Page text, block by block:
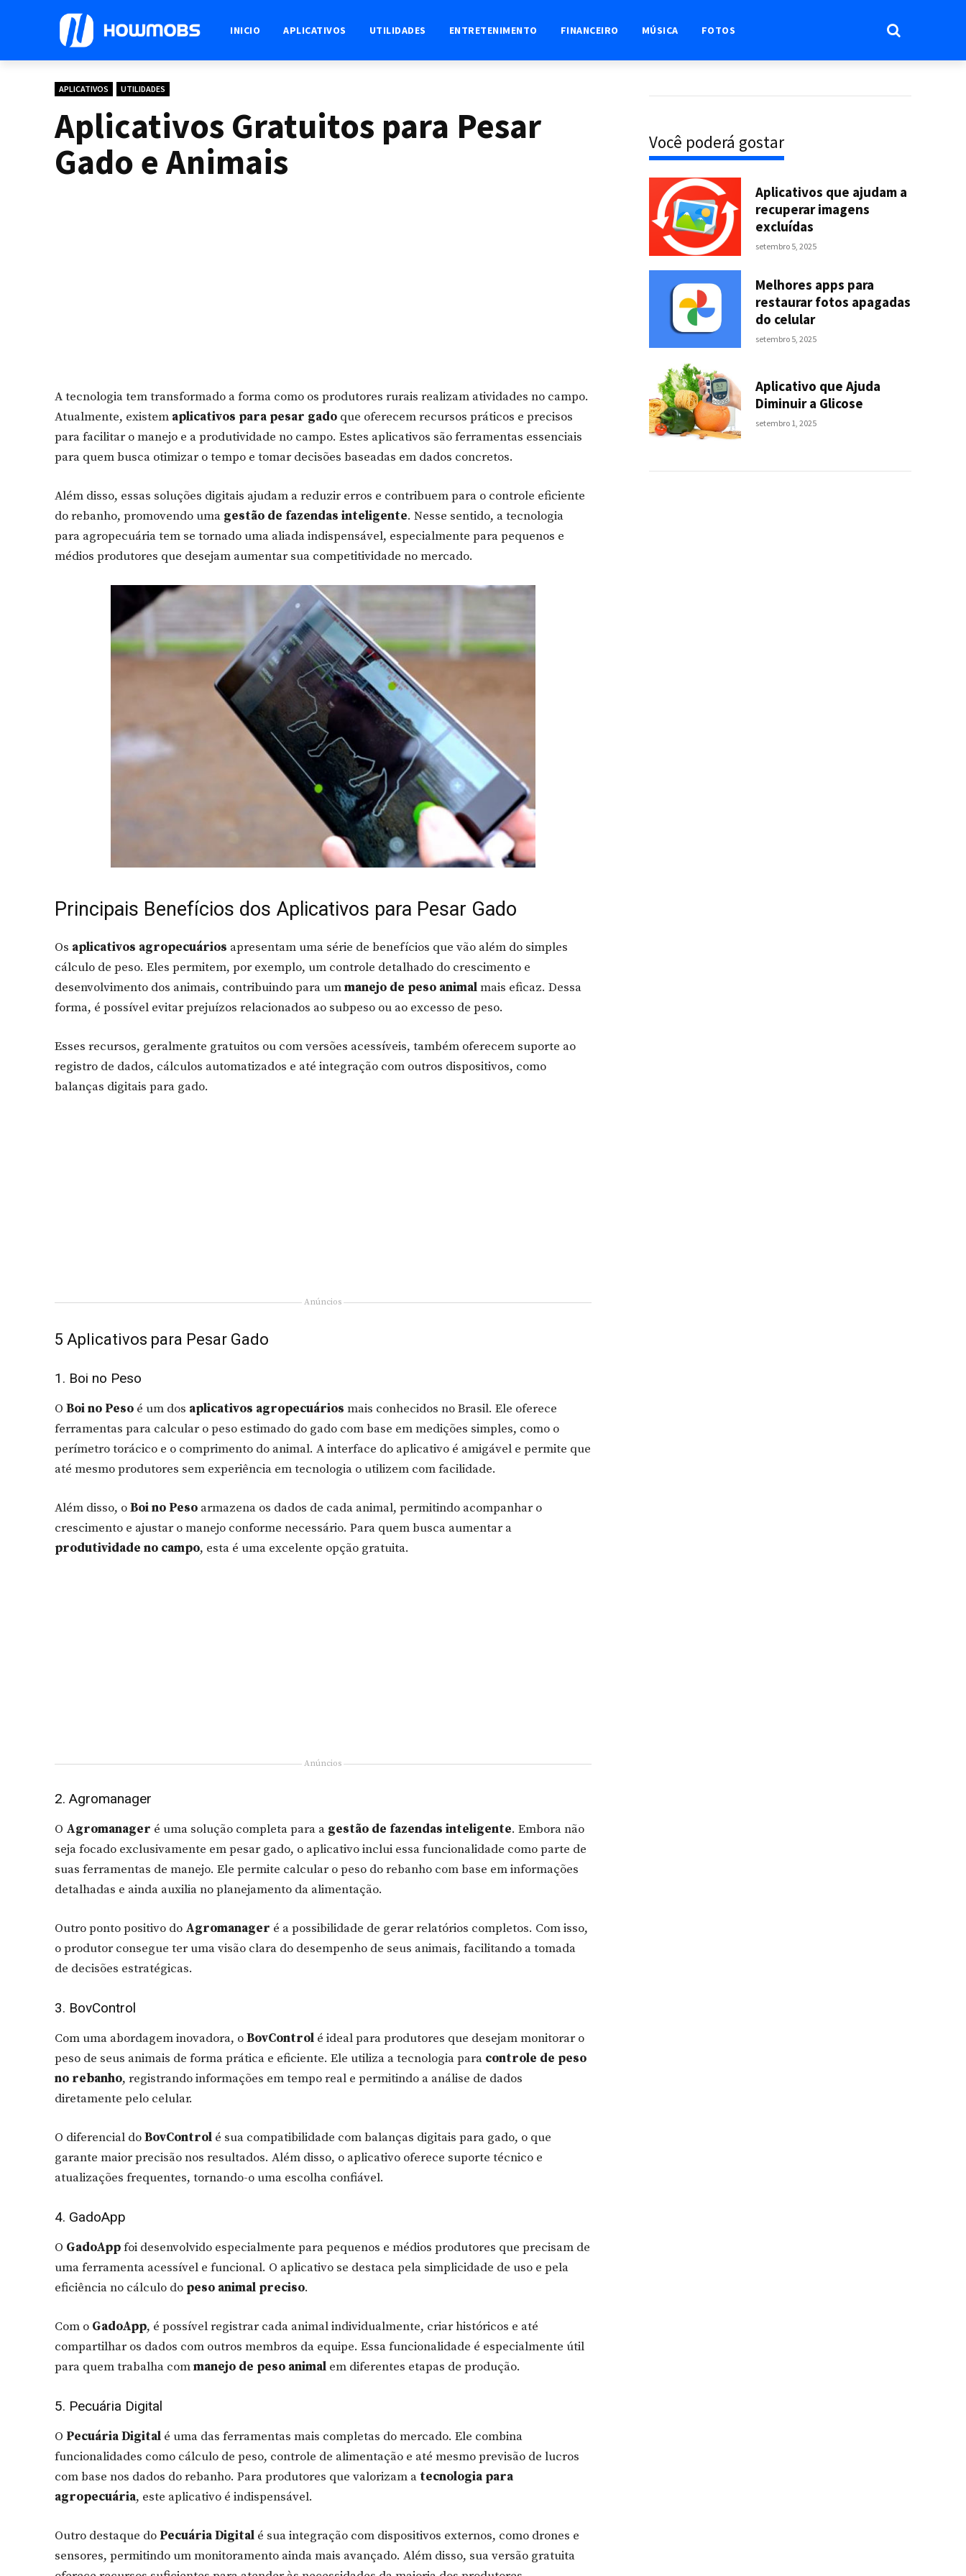
INICIO APLICATIVOS UTILIDADES ENTRETENIMENTO FINANCEIRO MÚSICA FOTOS
APLICATIVOS UTILIDADES
Aplicativos Gratuitos para Pesar
Gado e Animais
A tecnologia tem transformado a forma como os produtores rurais realizam atividades no campo.
Atualmente, existem aplicativos para pesar gado que oferecem recursos práticos e precisos
para facilitar o manejo e a produtividade no campo. Estes aplicativos são ferramentas essenciais
para quem busca otimizar o tempo e tomar decisões baseadas em dados concretos.
Além disso, essas soluções digitais ajudam a reduzir erros e contribuem para o controle eficiente
do rebanho, promovendo uma gestão de fazendas inteligente. Nesse sentido, a tecnologia
para agropecuária tem se tornado uma aliada indispensável, especialmente para pequenos e
médios produtores que desejam aumentar sua competitividade no mercado.
Principais Benefícios dos Aplicativos para Pesar Gado
Os aplicativos agropecuários apresentam uma série de benefícios que vão além do simples
cálculo de peso. Eles permitem, por exemplo, um controle detalhado do crescimento e
desenvolvimento dos animais, contribuindo para ummanejo de peso animalmais eficaz. Dessa
forma, é possível evitar prejuízos relacionados ao subpeso ou ao excesso de peso.
Esses recursos, geralmente gratuitos ou com versões acessíveis, também oferecem suporte ao
registro de dados, cálculos automatizados e até integração com outros dispositivos, como
balanças digitais para gado.
Anúncios
5 Aplicativos para Pesar Gado
1. Boi no Peso
O Boi no Peso é um dos aplicativos agropecuários mais conhecidos no Brasil. Ele oferece
ferramentas para calcular o peso estimado do gado com base em medições simples, como o
perímetro torácico e o comprimento do animal. A interface do aplicativo é amigável e permite que
até mesmo produtores sem experiência em tecnologia o utilizem com facilidade.
Além disso, oBoi no Peso armazena os dados de cada animal, permitindo acompanhar o
crescimento e ajustar o manejo conforme necessário. Para quem busca aumentar a
produtividade no campo, esta é uma excelente opção gratuita.
Anúncios
2. Agromanager
O Agromanager é uma solução completa para a gestão de fazendas inteligente. Embora não
seja focado exclusivamente em pesar gado, o aplicativo inclui essa funcionalidade como parte de
suas ferramentas de manejo. Ele permite calcular o peso do rebanho com base em informações
detalhadas e ainda auxilia no planejamento da alimentação.
Outro ponto positivo do Agromanager é a possibilidade de gerar relatórios completos. Com isso,
o produtor consegue ter uma visão clara do desempenho de seus animais, facilitando a tomada
de decisões estratégicas.
3. BovControl
Com uma abordagem inovadora, oBovControl é ideal para produtores que desejam monitorar o
peso de seus animais de forma prática e eficiente. Ele utiliza a tecnologia para controle de peso
no rebanho, registrando informações em tempo real e permitindo a análise de dados
diretamente pelo celular.
O diferencial doBovControl é sua compatibilidade com balanças digitais para gado, o que
garante maior precisão nos resultados. Além disso, o aplicativo oferece suporte técnico e
atualizações frequentes, tornando-o uma escolha confiável.
4. GadoApp
O GadoAppfoi desenvolvido especialmente para pequenos e médios produtores que precisam de
uma ferramenta acessível e funcional. O aplicativo se destaca pela simplicidade de uso e pela
eficiência no cálculo do peso animal preciso.
Com o GadoApp, é possível registrar cada animal individualmente, criar históricos e até
compartilhar os dados com outros membros da equipe. Essa funcionalidade é especialmente útil
para quem trabalha commanejo de peso animal em diferentes etapas de produção.
5. Pecuária Digital
O Pecuária Digital é uma das ferramentas mais completas do mercado. Ele combina
funcionalidades como cálculo de peso, controle de alimentação e até mesmo previsão de lucros
com base nos dados do rebanho. Para produtores que valorizam a tecnologia para
agropecuária, este aplicativo é indispensável.
Outro destaque do Pecuária Digital é sua integração com dispositivos externos, como drones e
sensores, permitindo um monitoramento ainda mais avançado. Além disso, sua versão gratuita
Você poderá gostar
Aplicativos que ajudam a
recuperar imagens
excluídas
setembro 5, 2025
Melhores apps para
restaurar fotos apagadas
do celular
setembro 5, 2025
Aplicativo que Ajuda
Diminuir a Glicose
setembro 1, 2025